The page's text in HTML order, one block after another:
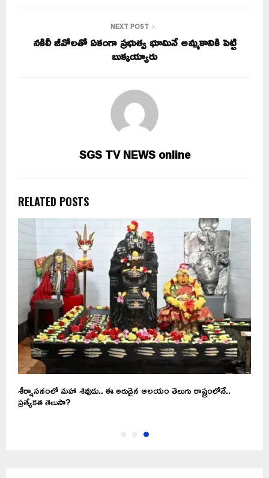
NEXT POST
నకిలీ జీవోలతో ఏకంగా ప్రభుత్వ భూమినే అమ్మకానికి పెట్టి
బుక్కయ్యారు
SGS TV NEWS online
RELATED POSTS
శీర్షాసనంలో మహా శివుడు.. ఈ అరుదైన ఆలయం తెలుగు రాష్ట్రంలోనే..
ప్రత్యేకత తెలుసా?